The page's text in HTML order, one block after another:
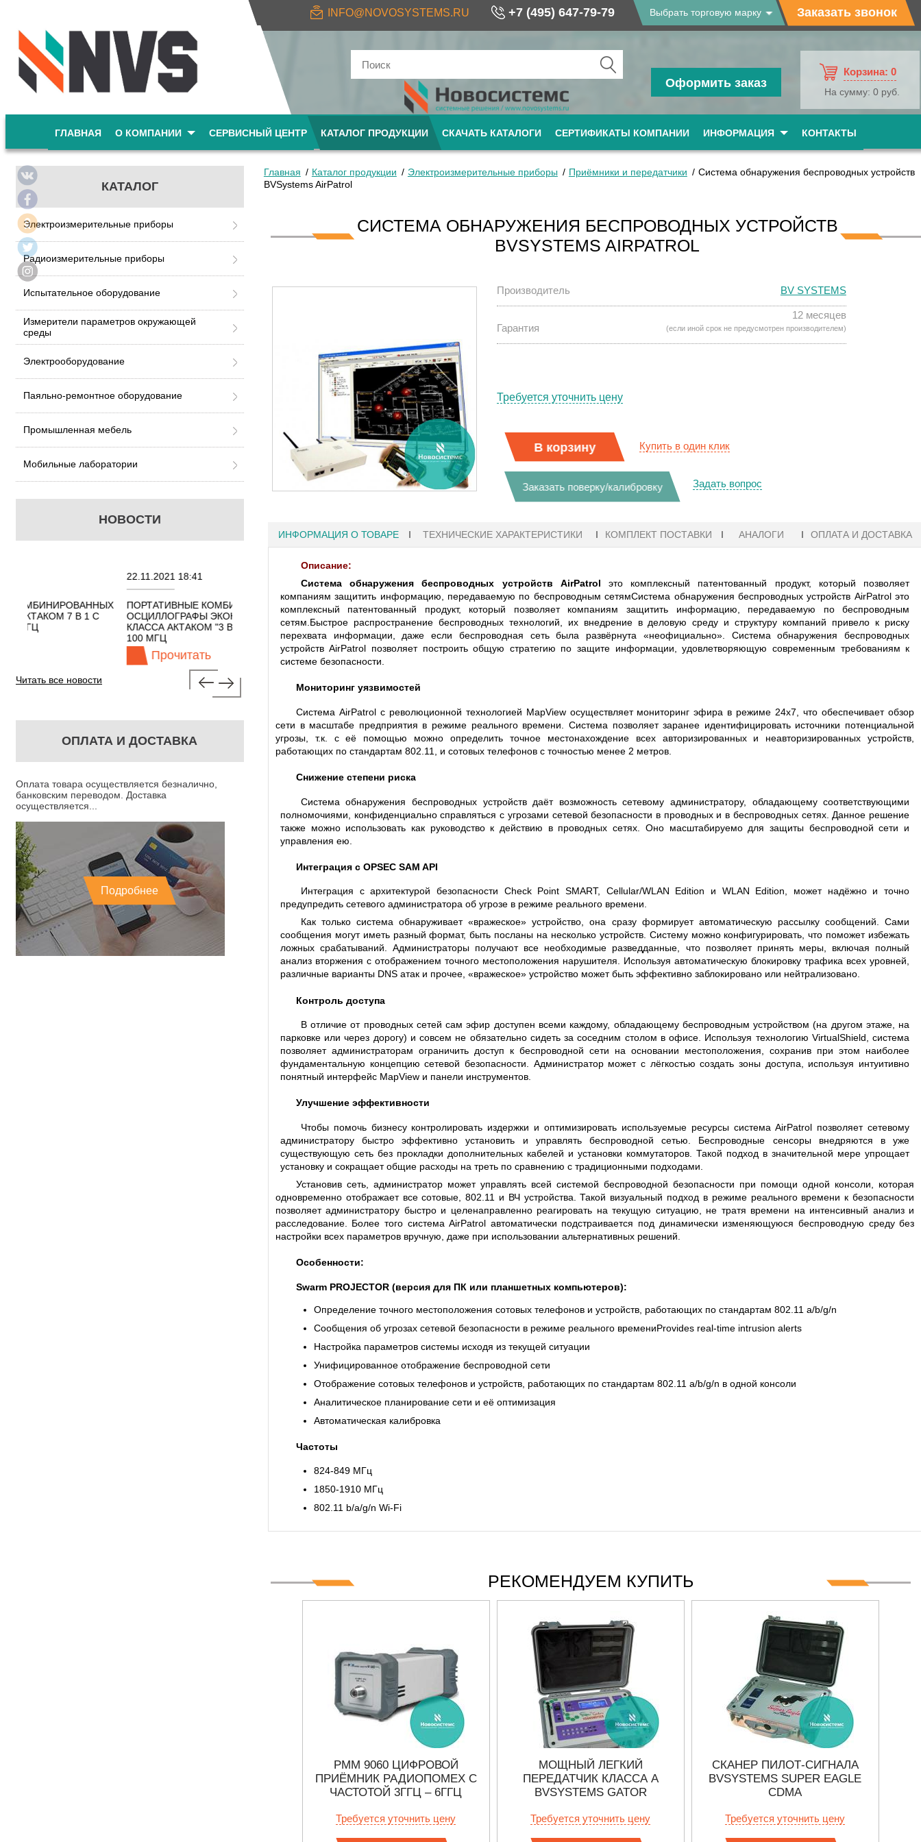
INFO@NOVOSYSTEMS.RU +7 (495) 647-79-79 Выбрать торговую марку Заказать звонок
Оформить заказ
Корзина: 0
На сумму: 0 руб.
ГЛАВНАЯ О КОМПАНИИ СЕРВИСНЫЙ ЦЕНТР КАТАЛОГ ПРОДУКЦИИ СКАЧАТЬ КАТАЛОГИ СЕРТИФИКАТЫ КОМПАНИИ ИНФОРМАЦИЯ КОНТАКТЫ
КАТАЛОГ
Электроизмерительные приборы
Радиоизмерительные приборы
Испытательное оборудование
Измерители параметров окружающей
среды
Электрооборудование
Паяльно-ремонтное оборудование
Промышленная мебель
Мобильные лаборатории
НОВОСТИ
ПОРТАТИВНЫЕ КОМБИНИРОВАННЫЕ
ОСЦИЛЛОГРАФЫ ЭКОНОМНОГО
КЛАССА АКТАКОМ "3 В 1" С ПОЛОСОЙ
ОСЦИЛЛОГРАФЫ KEYSIGHT
TECHNOLOGIES СЕРИИ UXR
Прочитать
В НАЛИЧИИ! ZVH8, АНАЛИЗАТОР
КАБЕЛЕЙ И АНТЕНН, 100 КГЦ ДО 8 ГГЦ
(ГОСРЕЕСТР РФ)
Прочитать
Читать все новости
ОПЛАТА И ДОСТАВКА
Оплата товара осуществляется безналично,
банковским переводом. Доставка
осуществляется...
Подробнее
Главная Каталог продукции Электроизмерительные приборы Приёмники и передатчики
Система обнаружения беспроводных устройств
BVSystems AirPatrol
СИСТЕМА ОБНАРУЖЕНИЯ БЕСПРОВОДНЫХ УСТРОЙСТВ
BVSYSTEMS AIRPATROL
Производитель BV SYSTEMS
Гарантия
12 месяцев
(если иной срок не предусмотрен производителем)
Требуется уточнить цену
В корзину Купить в один клик
Заказать поверку/калибровку Задать вопрос
ИНФОРМАЦИЯ О ТОВАРЕ ТЕХНИЧЕСКИЕ ХАРАКТЕРИСТИКИ КОМПЛЕКТ ПОСТАВКИ АНАЛОГИ ОПЛАТА И ДОСТАВКА
Описание:
Система обнаружения беспроводных устройств AirPatrol это комплексный патентованный продукт, который позволяет
компаниям защитить информацию, передаваемую по беспроводным сетямСистема обнаружения беспроводных устройств AirPatrol это
комплексный патентованный продукт, который позволяет компаниям защитить информацию, передаваемую по беспроводным
сетям.Быстрое распространение беспроводных технологий, их внедрение в деловую среду и структуру компаний привело к риску
перехвата информации, даже если беспроводная сеть была развёрнута «неофициально». Система обнаружения беспроводных
устройств AirPatrol позволяет построить общую стратегию по защите информации, удовлетворяющую современным требованиям к
системе безопасности.
Мониторинг уязвимостей
Система AirPatrol с революционной технологией MapView осуществляет мониторинг эфира в режиме 24х7, что обеспечивает обзор
сети в масштабе предприятия в режиме реального времени. Система позволяет заранее идентифицировать источники потенциальной
угрозы, т.к. с её помощью можно определить точное местонахождение всех авторизированных и неавторизированных устройств,
работающих по стандартам 802.11, и сотовых телефонов с точностью менее 2 метров.
Снижение степени риска
Система обнаружения беспроводных устройств даёт возможность сетевому администратору, обладающему соответствующими
полномочиями, конфиденциально справляться с угрозами сетевой безопасности в проводных и в беспроводных сетях. Данное решение
также можно использовать как руководство к действию в проводных сетях. Оно масштабируемо для защиты беспроводной сети и
управления ею.
Интеграция с OPSEC SAM API
Интеграция с архитектурой безопасности Check Point SMART, Cellular/WLAN Edition и WLAN Edition, может надёжно и точно
предупредить сетевого администратора об угрозе в режиме реального времени.
Как только система обнаруживает «вражеское» устройство, она сразу формирует автоматическую рассылку сообщений. Сами
сообщения могут иметь разный формат, быть посланы на несколько устройств. Систему можно конфигурировать, что поможет избежать
ложных срабатываний. Администраторы получают все необходимые разведданные, что позволяет принять меры, включая полный
анализ вторжения с отображением точного местоположения нарушителя. Используя автоматическую блокировку трафика всех уровней,
различные варианты DNS атак и прочее, «вражеское» устройство может быть эффективно заблокировано или нейтрализовано.
Контроль доступа
В отличие от проводных сетей сам эфир доступен всеми каждому, обладающему беспроводным устройством (на другом этаже, на
парковке или через дорогу) и совсем не обязательно сидеть за соседним столом в офисе. Используя технологию VirtualShield, система
позволяет администраторам ограничить доступ к беспроводной сети на основании местоположения, сохранив при этом наиболее
фундаментальную концепцию сетевой безопасности. Администратор может с лёгкостью создать зоны доступа, используя интуитивно
понятный интерфейс MapView и панели инструментов.
Улучшение эффективности
Чтобы помочь бизнесу контролировать издержки и оптимизировать используемые ресурсы система AirPatrol позволяет сетевому
администратору быстро эффективно установить и управлять беспроводной сетью. Беспроводные сенсоры внедряются в уже
существующую сеть без прокладки дополнительных кабелей и установки коммутаторов. Такой подход в значительной мере упрощает
установку и сокращает общие расходы на треть по сравнению с традиционными подходами.
Установив сеть, администратор может управлять всей системой беспроводной безопасности при помощи одной консоли, которая
одновременно отображает все сотовые, 802.11 и ВЧ устройства. Такой визуальный подход в режиме реального времени к безопасности
позволяет администратору быстро и целенаправленно реагировать на текущую ситуацию, не тратя времени на интенсивный анализ и
расследование. Более того система AirPatrol автоматически подстраивается под динамически изменяющуюся беспроводную среду без
настройки всех параметров вручную, даже при использовании альтернативных решений.
Особенности:
Swarm PROJECTOR (версия для ПК или планшетных компьютеров):
Определение точного местоположения сотовых телефонов и устройств, работающих по стандартам 802.11 a/b/g/n
Сообщения об угрозах сетевой безопасности в режиме реального времениProvides real-time intrusion alerts
Настройка параметров системы исходя из текущей ситуации
Унифицированное отображение беспроводной сети
Отображение сотовых телефонов и устройств, работающих по стандартам 802.11 a/b/g/n в одной консоли
Аналитическое планирование сети и её оптимизация
Автоматическая калибровка
Частоты
824-849 МГц
1850-1910 МГц
802.11 b/a/g/n Wi-Fi
РЕКОМЕНДУЕМ КУПИТЬ
PMM 9060 ЦИФРОВОЙ
ПРИЁМНИК РАДИОПОМЕХ С
ЧАСТОТОЙ 3ГГЦ – 6ГГЦ
Требуется уточнить цену
МОЩНЫЙ ЛЕГКИЙ
ПЕРЕДАТЧИК КЛАССА А
BVSYSTEMS GATOR
Требуется уточнить цену
СКАНЕР ПИЛОТ-СИГНАЛА
BVSYSTEMS SUPER EAGLE
CDMA
Требуется уточнить цену